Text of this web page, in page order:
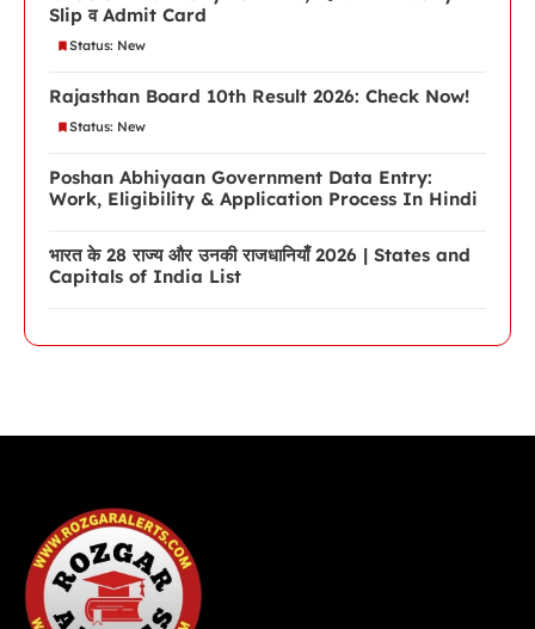
Slip व Admit Card
Status: New
Rajasthan Board 10th Result 2026: Check Now!
Status: New
Poshan Abhiyaan Government Data Entry:
Work, Eligibility & Application Process In Hindi
भारत के 28 राज्य और उनकी राजधानियाँ 2026 | States and
Capitals of India List